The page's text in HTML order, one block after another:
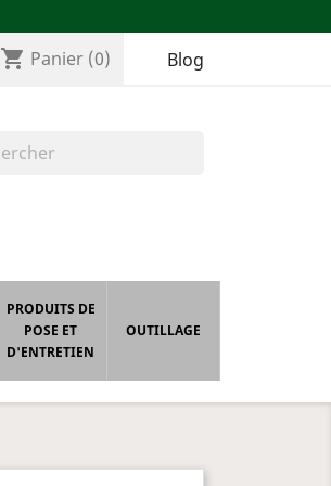
shopping_cart Panier (0) Blog
PRODUITS DE
POSE ET
D'ENTRETIEN
OUTILLAGE